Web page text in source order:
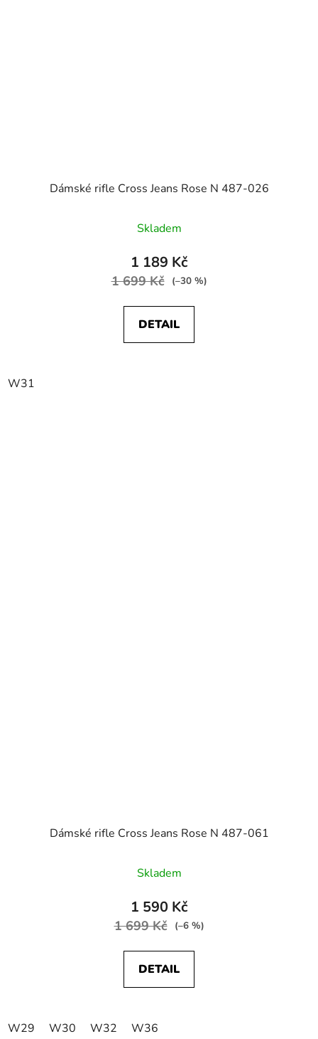
Dámské rifle Cross Jeans Rose N 487-026
Skladem
1 189 Kč
1 699 Kč (–30 %)
DETAIL
W31
Dámské rifle Cross Jeans Rose N 487-061
Skladem
1 590 Kč
1 699 Kč (–6 %)
DETAIL
W29 W30 W32 W36